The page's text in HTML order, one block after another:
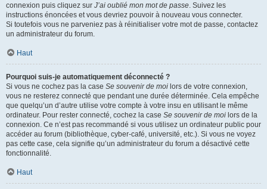
connexion puis cliquez sur J’ai oublié mon mot de passe. Suivez les
instructions énoncées et vous devriez pouvoir à nouveau vous connecter.
Si toutefois vous ne parveniez pas à réinitialiser votre mot de passe, contactez
un administrateur du forum.
Haut
Pourquoi suis-je automatiquement déconnecté ?
Si vous ne cochez pas la case Se souvenir de moi lors de votre connexion,
vous ne resterez connecté que pendant une durée déterminée. Cela empêche
que quelqu’un d’autre utilise votre compte à votre insu en utilisant le même
ordinateur. Pour rester connecté, cochez la case Se souvenir de moi lors de la
connexion. Ce n’est pas recommandé si vous utilisez un ordinateur public pour
accéder au forum (bibliothèque, cyber-café, université, etc.). Si vous ne voyez
pas cette case, cela signifie qu’un administrateur du forum a désactivé cette
fonctionnalité.
Haut